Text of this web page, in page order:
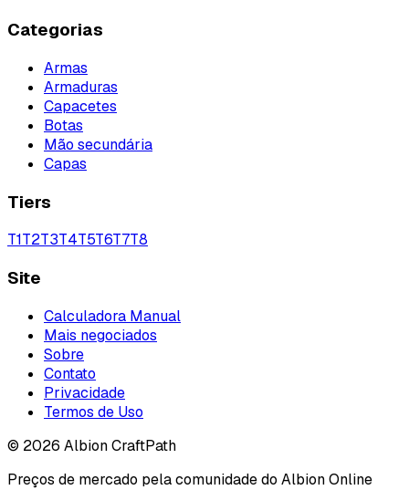
Categorias
Armas
Armaduras
Capacetes
Botas
Mão secundária
Capas
Tiers
T1T2T3T4T5T6T7T8
Site
Calculadora Manual
Mais negociados
Sobre
Contato
Privacidade
Termos de Uso
© 2026 Albion CraftPath
Preços de mercado pela comunidade do Albion Online